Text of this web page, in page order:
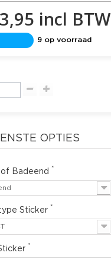
incl BTW
9 op voorraad
OPTIES
of Badeend *
Sticker *
*